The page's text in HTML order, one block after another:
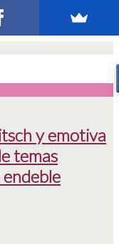
y emotiva
temas